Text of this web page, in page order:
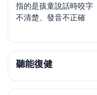
指的是孩童說話時咬字
不清楚、發音不正確
聽能復健